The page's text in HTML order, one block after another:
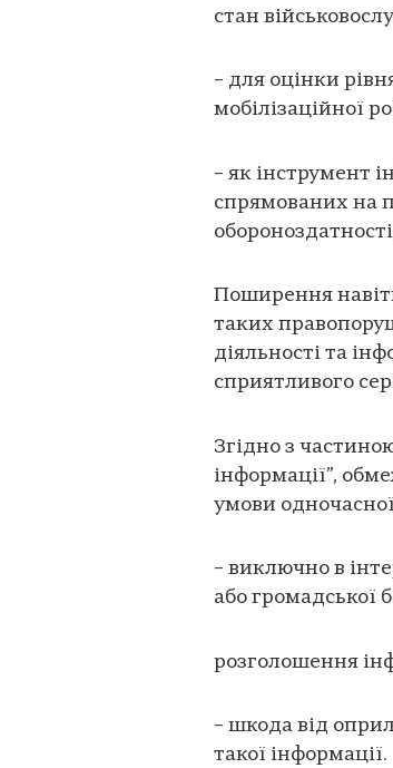
стан
– для оцінки
мобілізаційної
– як інструмент
спрямованих на
Поширення
таких
діяльності та
сприятливого
Згідно з
інформації”,
умови
– виключно в
або громадської
розголошення
– шкода від
такої інформації.